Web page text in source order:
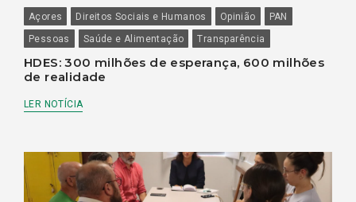
Açores Direitos Sociais e Humanos Opinião
PAN
Pessoas
Saúde e Alimentação Transparência
HDES: 300 milhões de esperança, 600 milhões
de realidade
LER NOTÍCIA